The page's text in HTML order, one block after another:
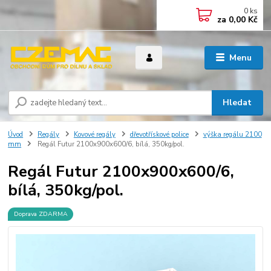
Menu
Hledat
0 ks
za 0,00 Kč
Úvod Regály Kovové regály dřevotřískové police
výška regálu 2100
mm
Regál Futur 2100x900x600/6, bílá, 350kg/pol.
Regál Futur 2100x900x600/6,
bílá, 350kg/pol.
Doprava ZDARMA